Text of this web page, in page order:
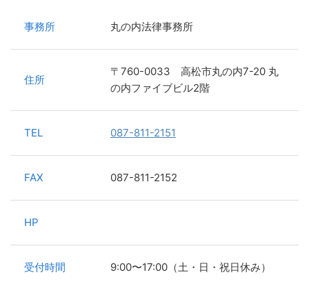
事務所 丸の内法律事務所
住所
〒760-0033 高松市丸の内7-20 丸
の内ファイブビル2階
TEL 087-811-2151
FAX 087-811-2152
HP
受付時間 9:00〜17:00（土・日・祝日休み）